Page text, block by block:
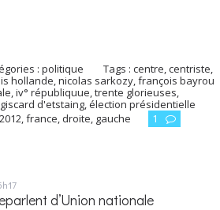
:politique Tags :centre ,centriste
hollande nicolas sarkozy françois bayrou
iv° républiquue trente glorieuses
d'etstaing élection présidentielle
france droite gauche 1
d’Union nationale